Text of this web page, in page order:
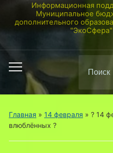
Информационная
Муниципальное
дополнительного
"ЭкоСфера"
Переключить
мобильное
меню
по:
Главная » 14 февраля » ? 14
влюблённых ?